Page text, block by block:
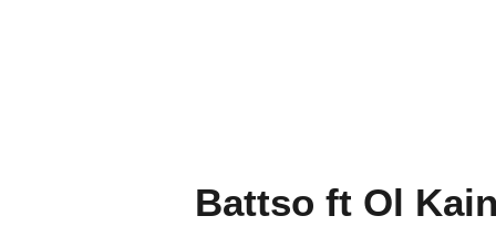
Battso ft Ol